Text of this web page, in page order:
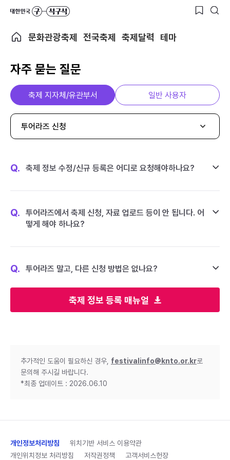
문화관광축제 전국축제 축제달력 테마
자주 묻는 질문
축제 정보 등록 매뉴얼
축제 지자체/유관부서 일반 사용자
투어라즈 신청
Q. 축제 정보 수정/신규 등록은 어디로 요청해야하나요?
Q.
투어라즈에서 축제 신청, 자료 업로드 등이 안 됩니다. 어
떻게 해야 하나요?
Q. 투어라즈 말고, 다른 신청 방법은 없나요?
추가적인 도움이 필요하신 경우, festivalinfo@knto.or.kr로
문의해 주시길 바랍니다.
*최종 업데이트 : 2026.06.10
개인정보처리방침
위치기반 서비스 이용약관
개인위치정보 처리방침
저작권정책 고객서비스헌장